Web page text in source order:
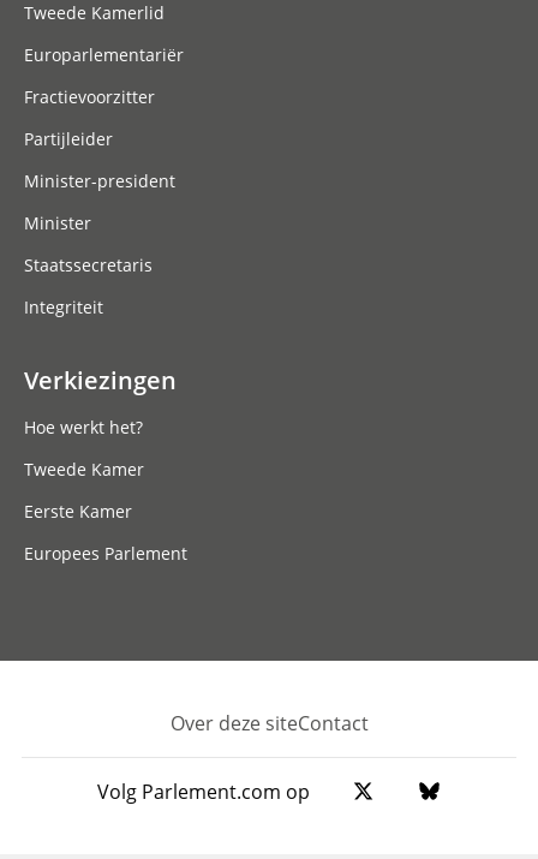
Tweede Kamerlid
Europarlementariër
Fractievoorzitter
Partijleider
Minister-president
Minister
Staatssecretaris
Integriteit
Verkiezingen
Hoe werkt het?
Tweede Kamer
Eerste Kamer
Europees Parlement
Footer
Over deze siteContact
Volg Parlement.com op